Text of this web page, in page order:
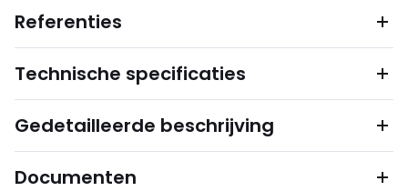
Referenties
Technische specificaties
Gedetailleerde beschrijving
Documenten